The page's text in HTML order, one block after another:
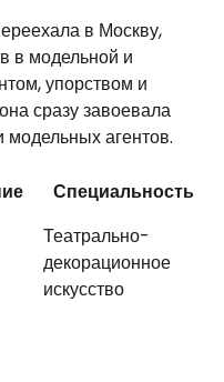
в Москву,
в модельной и
упорством и
сразу завоевала
модельных агентов.
Специальность
Театрально-
декорационное
искусство